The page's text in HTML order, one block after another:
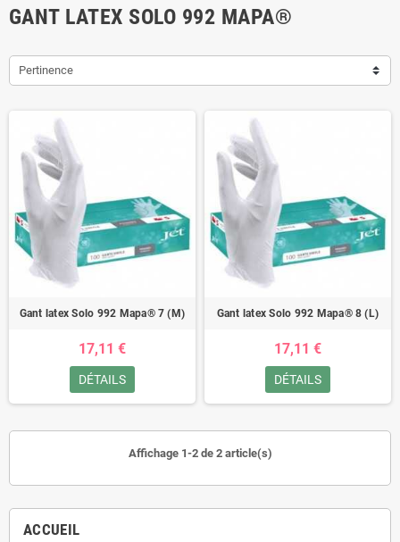
ACCUEIL
GANT LATEX SOLO 992 MAPA®
Pertinence
Gant latex Solo 992 Mapa® 7 (M)
17,11 €
DÉTAILS
Gant latex Solo 992 Mapa® 8 (L)
17,11 €
DÉTAILS
Affichage 1-2 de 2 article(s)